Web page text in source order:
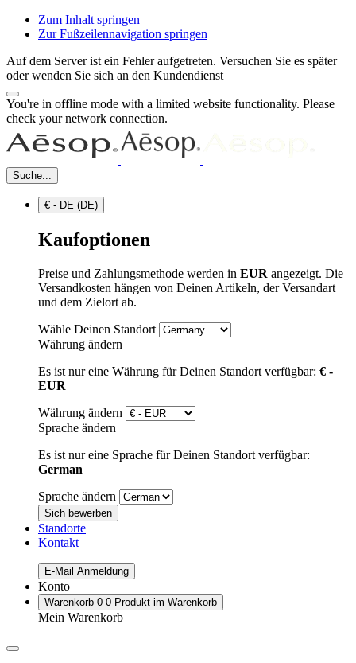
Zum Inhalt springen
Zur Fußzeilennavigation springen
Auf dem Server ist ein Fehler aufgetreten. Versuchen Sie es später
oder wenden Sie sich an den Kundendienst
You're in offline mode with a limited website functionality. Please
check your network connection.
Suche...
€ - DE (DE)
Kaufoptionen
Preise und Zahlungsmethode werden in EUR angezeigt. Die
Versandkosten hängen von Deinen Artikeln, der Versandart
und dem Zielort ab.
Wähle Deinen Standort
Währung ändern
Es ist nur eine Währung für Deinen Standort verfügbar: € -
EUR
Währung ändern
Sprache ändern
Es ist nur eine Sprache für Deinen Standort verfügbar:
German
Sprache ändern
Sich bewerben
Standorte
Kontakt
E-Mail Anmeldung
Konto
Warenkorb 0 0 Produkt im Warenkorb
Mein Warenkorb